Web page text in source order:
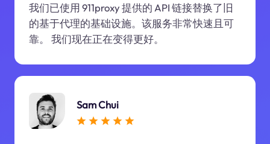
我们已使用 911proxy 提供的 API 链接替换了旧
的基于代理的基础设施。该服务非常快速且可
靠。 我们现在正在变得更好。
Sam Chui